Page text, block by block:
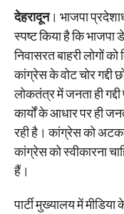
देहरादून। भाजपा
स्पष्ट किया है कि भाजपा
निवासरत बाहरी लोगों
कांग्रेस के वोट चोर गद्दी
लोकतंत्र में जनता ही
कार्यों के आधार पर ही
रही है। कांग्रेस को
कांग्रेस को स्वीकारना
हैं।
पार्टी मुख्यालय में